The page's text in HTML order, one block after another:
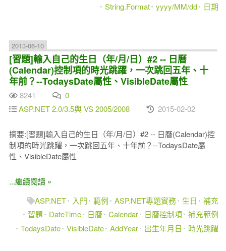
String.Format yyyy/MM/dd 日期
2013-06-10
[習題]輸入自己的生日（年/月/日）#2 -- 日曆
(Calendar)控制項的時光跳躍，一次跳回五年、十
年前？--TodaysDate屬性、VisibleDate屬性
8241
0
ASP.NET 2.0/3.5與 VS 2005/2008
2015-02-02
摘要:[習題]輸入自己的生日（年/月/日）#2 -- 日曆(Calendar)控
制項的時光跳躍，一次跳回五年、十年前？--TodaysDate屬
性、VisibleDate屬性
...繼續閱讀 »
ASP.NET
入門 範例 ASP.NET專題實務 生日
補充
習題
DateTime 日曆 Calendar 日曆控制項 補充範例
TodaysDate VisibleDate AddYear 出生年月日 時光跳躍